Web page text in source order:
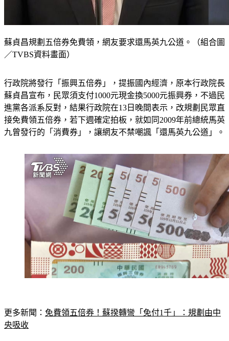
蘇貞昌規劃五倍券免費領，網友要求還馬英九公道。（組合圖
／TVBS資料畫面）
行政院將發行「振興五倍券」，提振國內經濟，原本行政院長
蘇貞昌宣布，民眾須支付1000元現金換5000元振興券，不過民
進黨各派系反對，結果行政院在13日晚間表示，改規劃民眾直
接免費領五倍券，若下週確定拍板，就如同2009年前總統馬英
九曾發行的「消費券」，讓網友不禁嘲諷「還馬英九公道」。
更多新聞： 免費領五倍券！蘇揆轉彎「免付1千」：規劃由中
央吸收